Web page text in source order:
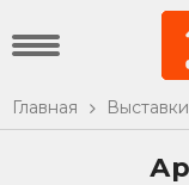
Главная Выставки